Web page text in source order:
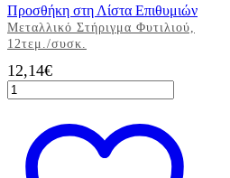
Προσθήκη στη Λίστα Επιθυμιών
Μεταλλικό Στήριγμα Φυτιλιού,
12τεμ./συσκ.
12,14€
Μεταλλικό
Στήριγμα
12τεμ./
συσκ.
ποσότητα